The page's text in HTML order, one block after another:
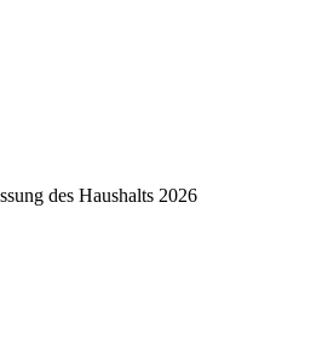
des Haushalts 2026